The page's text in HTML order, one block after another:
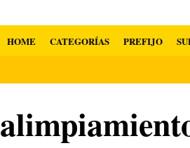
HOME CATEGORÍAS PREFIJO